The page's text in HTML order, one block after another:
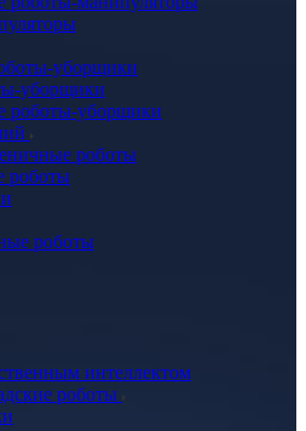
уборщики
уборщики
уборщики
роботы
роботы
роботы
интеллектом
роботы